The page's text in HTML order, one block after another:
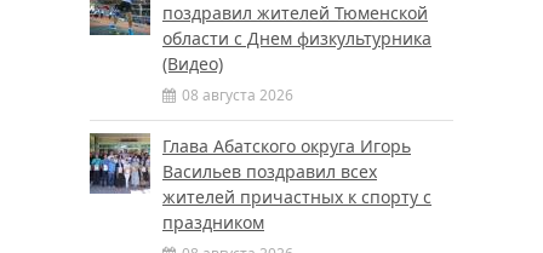
поздравил жителей Тюменской
области с Днем физкультурника
(Видео)
08 августа 2026
Глава Абатского округа Игорь
Васильев поздравил всех
жителей причастных к спорту с
праздником